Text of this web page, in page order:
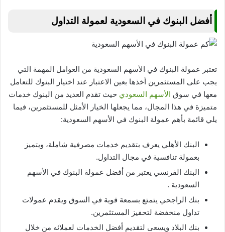
أفضل البنوك في السعودية لعمولة التداول
تعتبر عمولة البنوك في الأسهم السعودية من العوامل المهمة التي
يجب على المستثمرين أخذها بعين الاعتبار عند اختيار البنوك للتعامل
معها في سوق الأسهم السعودي حيث تقدم العديد من البنوك خدمات
متميزة في هذا المجال، مما يجعلها الخيار الأمثل للمستثمرين، فيما
يلي قائمة بأهم عمولة البنوك في الأسهم السعودية:
البنك الأهلي يعرف بتقديم خدمات مصرفية شاملة، ويتميز
بعمولة تنافسية في مجال التداول.
البنك الفرنسي يعتبر من أفضل عمولة البنوك في الأسهم
السعودية .
بنك الراجحي يتمتع بسمعة قوية في السوق ويقدم عمولات
تداول منخفضة لتحفيز المستثمرين.
بنك البلاد ويسعى لتقديم أفضل الخدمات لعملائه من خلال